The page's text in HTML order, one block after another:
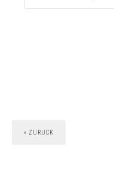
« ZURUCK